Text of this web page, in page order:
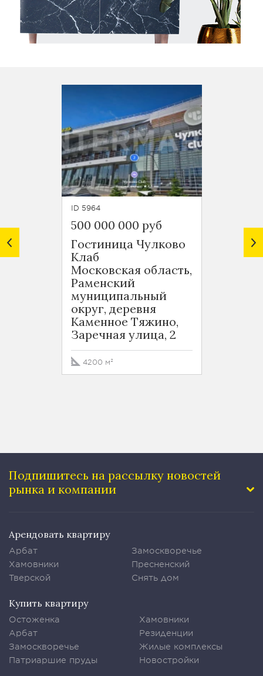
ID 5964
500 000 000 руб
Гостиница Чулково
Клаб
Московская область,
Раменский
муниципальный
округ, деревня
Каменное Тяжино,
Заречная улица, 2
4200 м²
Подпишитесь на рассылку новостей
рынка и компании
Арендовать квартиру
Арбат
Хамовники
Тверской
Замоскворечье
Пресненский
Снять дом
Купить квартиру
Остоженка
Арбат
Замоскворечье
Патриаршие пруды
Хамовники
Резиденции
Жилые комплексы
Новостройки